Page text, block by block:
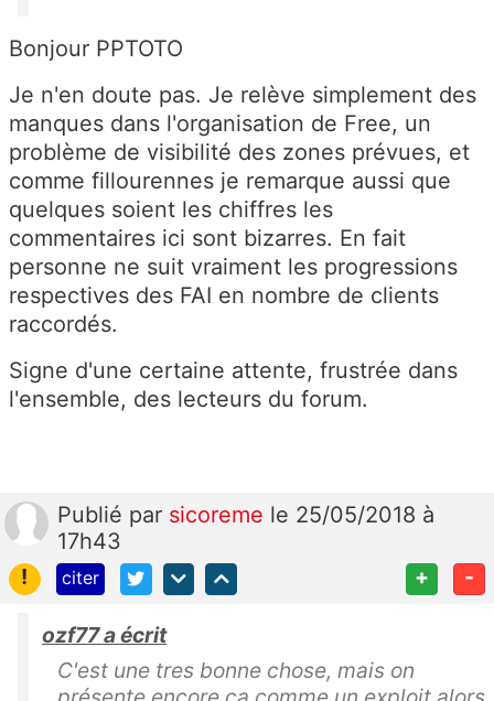
Bonjour PPTOTO
Je n'en doute pas. Je relève simplement des
manques dans l'organisation de Free, un
problème de visibilité des zones prévues, et
comme fillourennes je remarque aussi que
quelques soient les chiffres les
commentaires ici sont bizarres. En fait
personne ne suit vraiment les progressions
respectives des FAI en nombre de clients
raccordés.
Signe d'une certaine attente, frustrée dans
l'ensemble, des lecteurs du forum.
Publié par sicoreme le 25/05/2018 à
17h43
!
citer + -
ozf77 a écrit
C'est une tres bonne chose, mais on